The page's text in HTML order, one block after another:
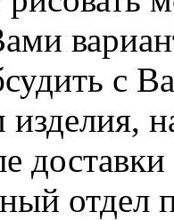
с
доставки